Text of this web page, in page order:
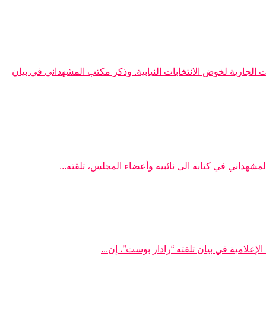
لخوض الانتخابات النيابية. وذكر مكتب المشهداني في بيان
في كتابه الى نائبيه وأعضاء المجلس، تلقته...
في بيان تلقته “رادار بوست”، إن...